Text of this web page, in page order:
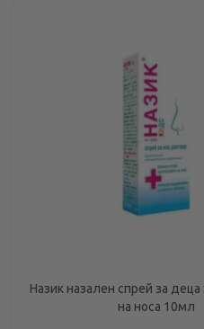
Назик назален спрей за деца за отпушване
на носа 10мл